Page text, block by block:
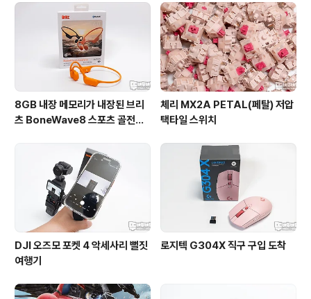
8GB 내장 메모리가 내장된 브리
츠 BoneWave8 스포츠 골전도
체리 MX2A PETAL(페탈) 저압
택타일 스위치
DJI 오즈모 포켓 4 악세사리 뻘짓
여행기
로지텍 G304X 직구 구입 도착